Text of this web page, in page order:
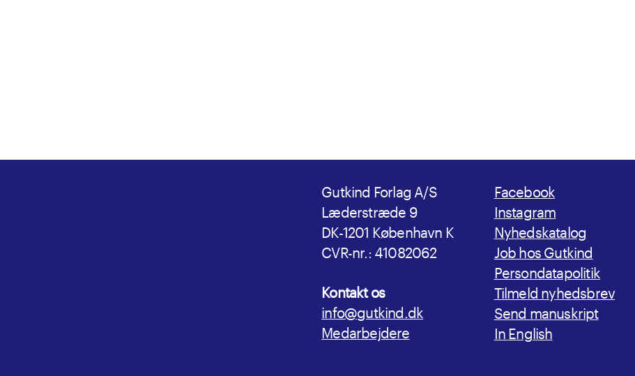
Gutkind Forlag A/S
Læderstræde 9
DK-1201 København K
CVR-nr.: 41082062
Kontakt os
info@gutkind.dk
Medarbejdere
Facebook
Instagram
Nyhedskatalog
Job hos Gutkind
Persondatapolitik
Tilmeld nyhedsbrev
Send manuskript
In English